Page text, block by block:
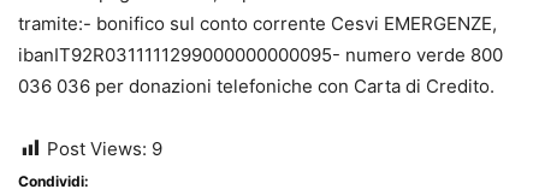
tramite:- bonifico sul conto corrente Cesvi EMERGENZE,
ibanIT92R0311111299000000000095- numero verde 800
036 036 per donazioni telefoniche con Carta di Credito.
Post Views: 9
Condividi: